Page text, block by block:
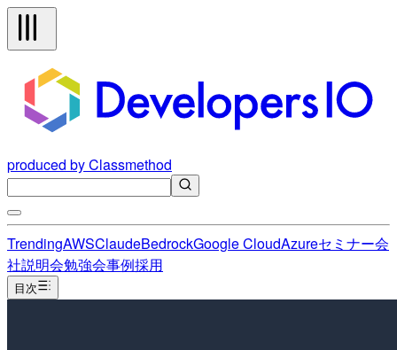
produced by Classmethod
TrendingAWSClaudeBedrockGoogle CloudAzureセミナー会
社説明会勉強会事例採用
目次